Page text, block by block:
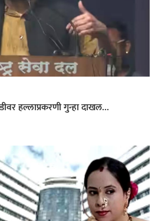
हल्लाप्रकरणी गुन्हा दाखल…